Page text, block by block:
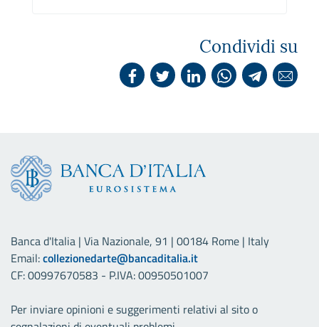
Condividi su
Banca d'Italia | Via Nazionale, 91 | 00184 Rome | Italy
Email:collezionedarte@bancaditalia.it
CF: 00997670583 - P.IVA: 00950501007
Per inviare opinioni e suggerimenti relativi al sito o